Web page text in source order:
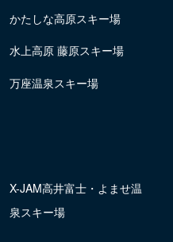
かたしな高原スキー場
水上高原 藤原スキー場
万座温泉スキー場
X-JAM高井富士・よませ温
泉スキー場